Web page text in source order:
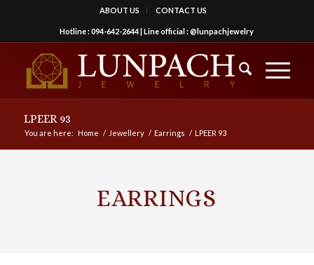
ABOUT US CONTACT US
Hotline :094-642-2644| Line official :@lunpachjewelry
LPEER 93
You are here: Home / Jewellery / Earrings / LPEER 93
EARRINGS